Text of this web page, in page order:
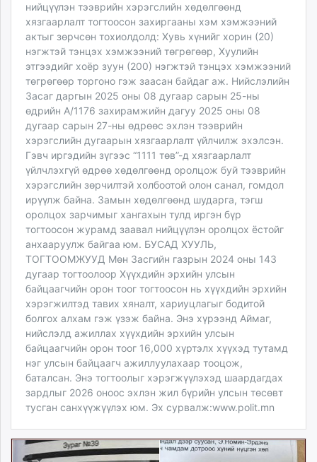
нийцүүлэн тээврийн хэрэгслийн хөдөлгөөнд
хязгаарлалт тогтоосон захиргааны хэм хэмжээний
актыг зөрчсөн тохиолдолд: Хувь хүнийг хорин (20)
нэгжтэй тэнцэх хэмжээний төгрөгөөр, Хуулийн
этгээдийг хоёр зуун (200) нэгжтэй тэнцэх хэмжээний
төгрөгөөр торгоно гэж заасан байдаг аж. Нийслэлийн
Засаг даргын 2025 оны 08 дугаар сарын 25-ны
өдрийн А/1176 захирамжийн дагуу 2025 оны 08
дугаар сарын 27-ны өдрөөс эхлэн тээврийн
хэрэгслийн дугаарын хязгаарлалт үйлчилж эхэлсэн.
Гэвч иргэдийн зүгээс “1111 төв”-д хязгаарлалт
үйлчлэхгүй өдрөө хөдөлгөөнд оролцож буй тээврийн
хэрэгслийн зөрчилтэй холбоотой олон санал, гомдол
ирүүлж байна. Замын хөдөлгөөнд шударга, тэгш
оролцох зарчимыг хангахын тулд иргэн бүр
тогтоосон журамд заавал нийцүүлэн оролцох ёстойг
анхааруулж байгаа юм. БУСАД ХУУЛЬ,
ТОГТООМЖУУД Мөн Засгийн газрын 2024 оны 143
дугаар тогтоолоор Хүүхдийн эрхийн улсын
байцаагчийн орон тоог тогтоосон нь хүүхдийн эрхийн
хэрэгжилтэд тавих хяналт, хариуцлагыг бодитой
болгох алхам гэж үзэж байна. Энэ хүрээнд Аймаг,
нийслэлд ажиллах хүүхдийн эрхийн улсын
байцаагчийн орон тоог 16,000 хүртэлх хүүхэд тутамд
нэг улсын байцаагч ажиллуулахаар тооцож,
баталсан. Энэ тогтоолыг хэрэгжүүлэхэд шаардагдах
зардлыг 2026 оноос эхлэн жил бүрийн улсын төсөвт
тусган санхүүжүүлэх юм. Эх сурвалж:www.polit.mn